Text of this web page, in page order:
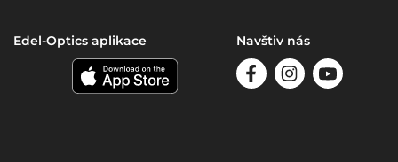
Edel-Optics aplikace Navštiv nás